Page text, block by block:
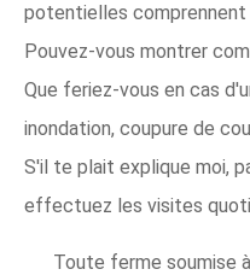
potentielles comprennent
Pouvez-vous montrer
Que feriez-vous en cas
inondation, coupure de
S'il te plait explique moi,
effectuez les visites
Toute ferme soumise